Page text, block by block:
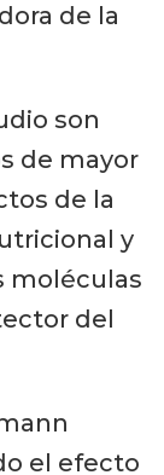
de la
son
de mayor
de la
y
moléculas
del
el efecto